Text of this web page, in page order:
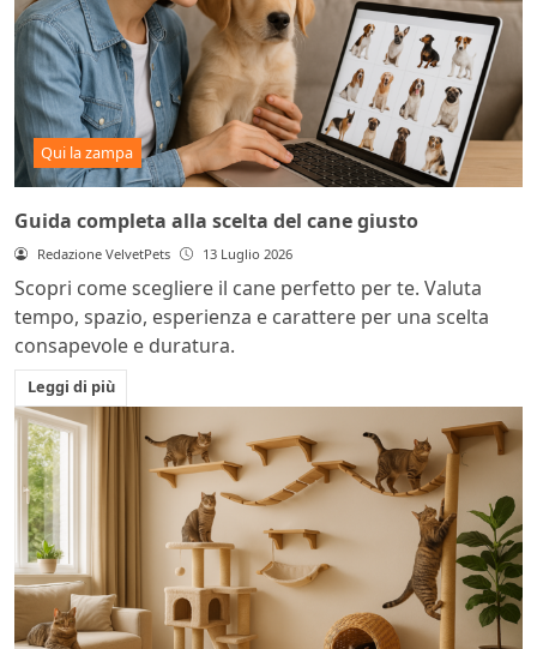
Qui la zampa
Guida completa alla scelta del cane giusto
Redazione VelvetPets 13 Luglio 2026
Scopri come scegliere il cane perfetto per te. Valuta
tempo, spazio, esperienza e carattere per una scelta
consapevole e duratura.
Leggi di più